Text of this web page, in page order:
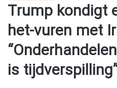
Trump kondigt
het-vuren met
is